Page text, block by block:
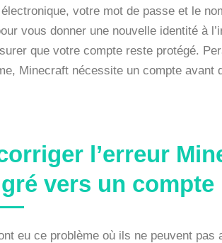
votre mot de passe et le
vous donner une nouvelle identité à
que votre compte reste protégé.
Minecraft nécessite un compte avant
l’erreur
vers un compte
eu ce problème où ils ne peuvent